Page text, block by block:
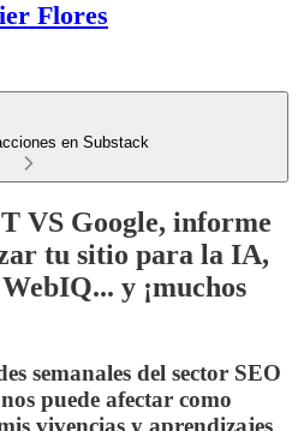
Flores
en Substack
VS Google, informe
tu sitio para la IA,
y ¡muchos
semanales del sector SEO
puede afectar como
vivencias y aprendizajes